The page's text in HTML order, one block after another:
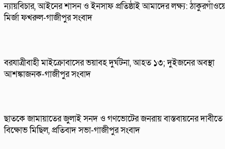
ন্যায়বিচার, আইনের শাসন ও ইনসাফ প্রতিষ্ঠাই আমাদের লক্ষ্য:
মির্জা ফখরুল-গাজীপুর সংবাদ
বরযাত্রীবাহী মাইক্রোবাসের ভয়াবহ দুর্ঘটনা, আহত ১৩; দুইজনের অবস্থা
আশঙ্কাজনক-গাজীপুর সংবাদ
ছাতকে জামায়াতের জুলাই সনদ ও গণভোটের জনরায় বাস্তবায়নের দাবীতে
বিক্ষোভ মিছিল, প্রতিবাদ সভা-গাজীপুর সংবাদ